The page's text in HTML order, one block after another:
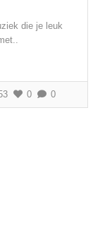
die je leuk
0 0